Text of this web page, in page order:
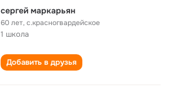
сергей маркарьян
60 лет,с.красногвардейское
1 школа
Добавить в друзья